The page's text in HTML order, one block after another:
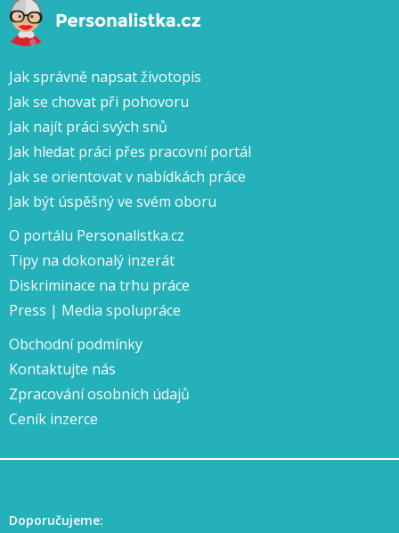
Jak správně napsat životopis
Jak se chovat při pohovoru
Jak najít práci svých snů
Jak hledat práci přes pracovní portál
Jak se orientovat v nabídkách práce
Jak být úspěšný ve svém oboru
O portálu Personalistka.cz
Tipy na dokonalý inzerát
Diskriminace na trhu práce
Press | Media spolupráce
Obchodní podmínky
Kontaktujte nás
Zpracování osobních údajů
Ceník inzerce
Doporučujeme: